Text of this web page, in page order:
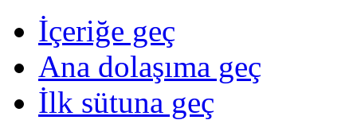
İçeriğe geç
Ana dolaşıma geç
İlk sütuna geç